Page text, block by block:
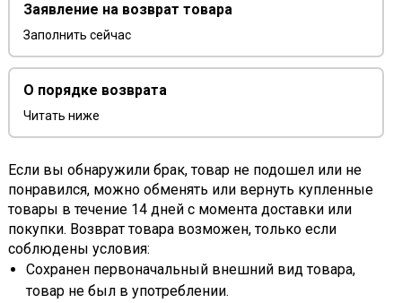
Заявление на возврат товара
Заполнить сейчас
О порядке возврата
Читать ниже
Если вы обнаружили брак, товар не подошел или не
понравился, можно обменять или вернуть купленные
товары в течение 14 дней с момента доставки или
покупки. Возврат товара возможен, только если
соблюдены условия:
Сохранен первоначальный внешний вид товара,
товар не был в употреблении.